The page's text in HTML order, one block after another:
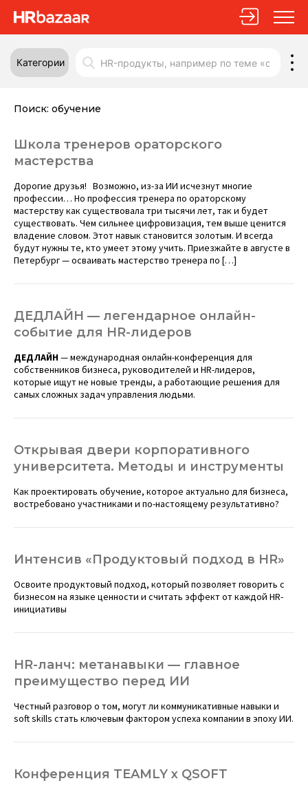
Категории
Поиск: обучение
Школа тренеров ораторского
мастерства
Дорогие друзья! Возможно, из-за ИИ исчезнут многие
профессии… Но профессия тренера по ораторскому
мастерству как существовала три тысячи лет, так и будет
существовать. Чем сильнее цифровизация, тем выше ценится
владение словом. Этот навык становится золотым. И всегда
будут нужны те, кто умеет этому учить. Приезжайте в августе в
Петербург — осваивать мастерство тренера по […]
ДЕДЛАЙН — легендарное онлайн-
событие для HR-лидеров
ДЕДЛАЙН— международная онлайн-конференция для
собственников бизнеса, руководителей и HR-лидеров,
которые ищут не новые тренды, а работающие решения для
самых сложных задач управления людьми.
Открывая двери корпоративного
университета. Методы и инструменты
Как проектировать обучение, которое актуально для бизнеса,
востребовано участниками и по-настоящему результативно?
Интенсив «Продуктовый подход в HR»
Освоите продуктовый подход, который позволяет говорить с
бизнесом на языке ценности и считать эффект от каждой HR-
инициативы
HR-ланч: метанавыки — главное
преимущество перед ИИ
Честный разговор о том, могут ли коммуникативные навыки и
soft skills стать ключевым фактором успеха компании в эпоху ИИ.
Конференция TEAMLY x QSOFT